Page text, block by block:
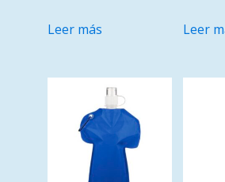
Leer más Leer